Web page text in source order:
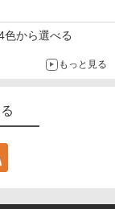
から選べる
もっと見る